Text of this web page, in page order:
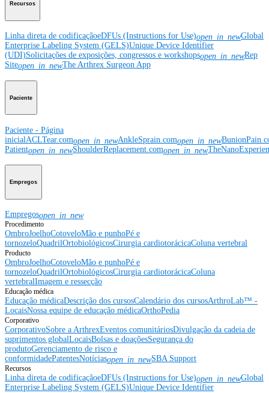
Recursos
Linha direta de codificaçãoeDFUs (Instructions for Use)open_in_newGlobal
Enterprise Labeling System (GELS)Unique Device Identifier
(UDI)Solicitações de exposições, congressos e workshopsopen_in_newRep
Siteopen_in_newThe Arthrex Surgeon App
Paciente
Paciente - Página
inicial ACLTear.comopen_in_newAnkleSprain.comopen_in_new
Patientopen_in_newShoulderReplacement.comopen_in_new
Empregos
Empregosopen_in_new
Procedimento
OmbroJoelhoCotoveloMão e punhoPé e
tornozeloQuadrilOrtobiológicosCirurgia cardiotorácicaColuna vertebral
Producto
OmbroJoelhoCotoveloMão e punhoPé e
tornozeloQuadrilOrtobiológicosCirurgia cardiotorácicaColuna
vertebralImagem e ressecção
Educação médica
Educação médicaDescrição dos cursosCalendário dos cursosArthroLab™ -
LocaisNossa equipe de educação médicaOrthoPedia
Corporativo
CorporativoSobre a ArthrexEventos comunitáriosDivulgação da cadeia de
suprimentos globalLocaisBolsas e doaçõesSegurança do
produtoGerenciamento de risco e
conformidadePatentesNotíciasopen_in_newSBA Support
Recursos
Linha direta de codificaçãoeDFUs (Instructions for Use)open_in_newGlobal
Enterprise Labeling System (GELS)Unique Device Identifier